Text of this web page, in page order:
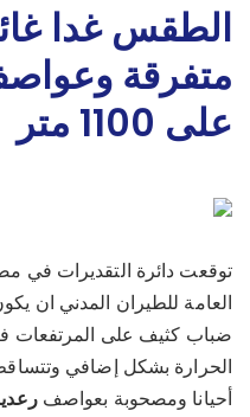
الطقس غدا
متفرقة
على 1100 متر
توقعت دائرة التقديرات في
العامة للطيران المدني ان
ضباب كثيف على المرتفعات
الحرارة بشكل إضافي
أحيانا ومصحوبة بعواصف